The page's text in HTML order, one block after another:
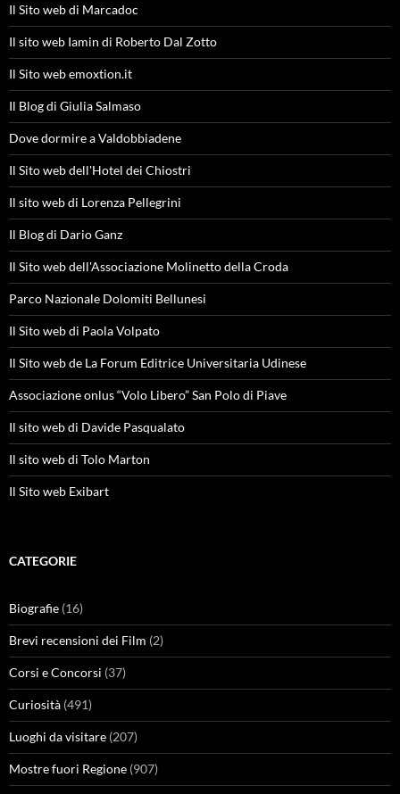
Il Sito web di Marcadoc
Il sito web Iamin di Roberto Dal Zotto
Il Sito web emoxtion.it
Il Blog di Giulia Salmaso
Dove dormire a Valdobbiadene
Il Sito web dell'Hotel dei Chiostri
Il sito web di Lorenza Pellegrini
Il Blog di Dario Ganz
Il Sito web dell'Associazione Molinetto della Croda
Parco Nazionale Dolomiti Bellunesi
Il Sito web di Paola Volpato
Il Sito web de La Forum Editrice Universitaria Udinese
Associazione onlus “Volo Libero” San Polo di Piave
Il sito web di Davide Pasqualato
Il sito web di Tolo Marton
Il Sito web Exibart
CATEGORIE
Biografie (16)
Brevi recensioni dei Film (2)
Corsi e Concorsi (37)
Curiosità (491)
Luoghi da visitare (207)
Mostre fuori Regione (907)